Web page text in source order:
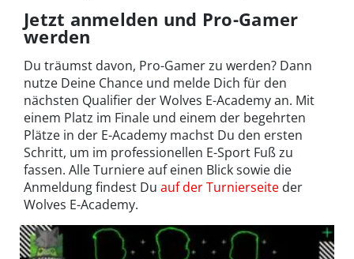
Jetzt anmelden und Pro-Gamer
werden
Du träumst davon, Pro-Gamer zu werden? Dann
nutze Deine Chance und melde Dich für den
nächsten Qualifier der Wolves E-Academy an. Mit
einem Platz im Finale und einem der begehrten
Plätze in der E-Academy machst Du den ersten
Schritt, um im professionellen E-Sport Fuß zu
fassen. Alle Turniere auf einen Blick sowie die
Anmeldung findest Du auf der Turnierseite der
Wolves E-Academy.